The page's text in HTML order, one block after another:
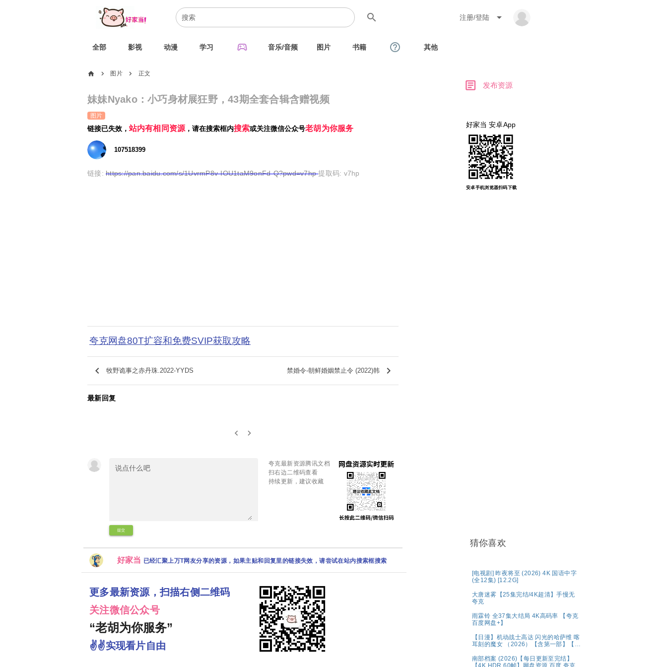
search 注册/登陆 arrow_drop_down
全部 影视 动漫 学习 sports_esports 音乐/音频 图片 书籍 help_outline 其他
home chevron_right 图片 chevron_right 正文
妹妹Nyako：小巧身材展狂野，43期全套合辑含赠视频
图片
链接已失效，站内有相同资源，请在搜索框内搜索或关注微信公众号老胡为你服务
107518399
链接:https://pan.baidu.com/s/1UvrmP8v-IOU1taM9onFd-Q?pwd=v7hp提取码: v7hp
夸克网盘80T扩容和免费SVIP获取攻略
keyboard_arrow_left 牧野诡事之赤丹珠.2022-YYDS 禁婚令-朝鲜婚姻禁止令 (2022)韩 keyboard_arrow_right
最新回复
keyboard_arrow_left keyboard_arrow_right
提交
夸克最新资源腾讯文档
扫右边二维码查看
持续更新，建议收藏
好家当 已经汇聚上万T网友分享的资源，如果主贴和回复里的链接失效，请尝试在站内搜索框搜索
更多最新资源，扫描右侧二维码
关注微信公众号
“老胡为你服务”
✌✌实现看片自由
article 发布资源
好家当 安卓App
安卓手机浏览器扫码下载
猜你喜欢
[电视剧] 昨夜将至 (2026) 4K 国语中字
(全12集) [12.2G]
大唐迷雾【25集完结/4K超清】手慢无
夸克
雨霖铃 全37集大结局 4K高码率 【夸克
百度网盘+】
【日漫】机动战士高达 闪光的哈萨维 喀
耳刻的魔女 （2026）【含第一部】【剧
夸克
南部档案 (2026)【每日更新至完结】
【4K HDR 60帧】网盘资源 百度 夸克